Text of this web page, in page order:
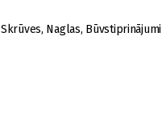
Skrūves, Naglas, Būvstiprinājumi